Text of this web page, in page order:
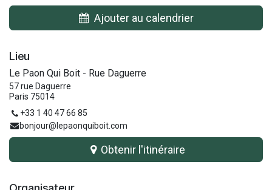
Ajouter au calendrier
Lieu
Le Paon Qui Boit - Rue Daguerre
57 rue Daguerre
Paris 75014
+33 1 40 47 66 85
bonjour@lepaonquiboit.com
Obtenir l'itinéraire